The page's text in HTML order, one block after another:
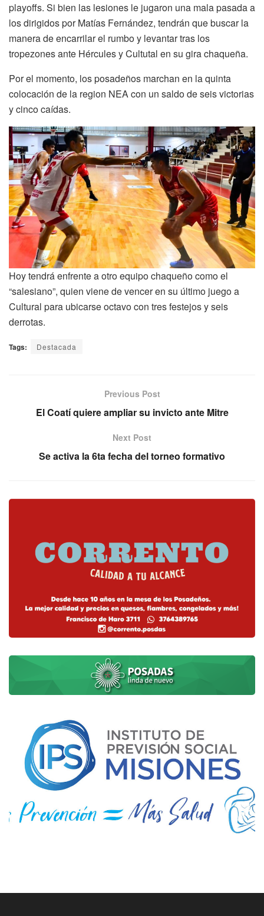
playoffs. Si bien las lesiones le jugaron una mala pasada a
los dirigidos por Matías Fernández, tendrán que buscar la
manera de encarrilar el rumbo y levantar tras los
tropezones ante Hércules y Cultutal en su gira chaqueña.
Por el momento, los posadeños marchan en la quinta
colocación de la region NEA con un saldo de seis victorias
y cinco caídas.
Hoy tendrá enfrente a otro equipo chaqueño como el
“salesiano”, quien viene de vencer en su último juego a
Cultural para ubicarse octavo con tres festejos y seis
derrotas.
Tags: Destacada
Previous Post
El Coatí quiere ampliar su invicto ante Mitre
Next Post
Se activa la 6ta fecha del torneo formativo